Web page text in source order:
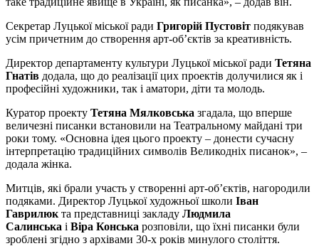
Секретар Луцької міської ради Григорій Пустовіт подякував
усім причетним до створення арт-об’єктів за креативність.
Директор департаменту культури Луцької міської ради Тетяна
Гнатів додала, що до реалізації цих проектів долучилися як і
професійні художники, так і аматори, діти та молодь.
Куратор проекту Тетяна Мялковська згадала, що вперше
величезні писанки встановили на Театральному майдані три
роки тому. «Основна ідея цього проекту – донести сучасну
інтерпретацію традиційних символів Великодніх писанок», –
додала жінка.
Митців, які брали участь у створенні арт-об’єктів, нагородили
подяками. Директор Луцької художньої школи Іван
Гаврилюк та представниці закладу Людмила
Салинська і Віра Конська розповіли, що їхні писанки були
зроблені згідно з архівами 30-х років минулого століття.